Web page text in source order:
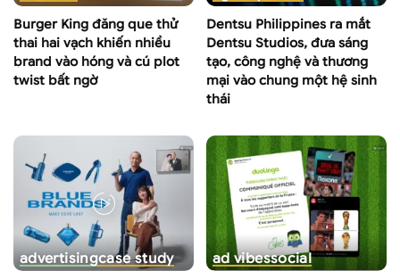
Burger King đăng que thử
thai hai vạch khiến nhiều
brand vào hóng và cú plot
twist bất ngờ
Dentsu Philippines ra mắt
Dentsu Studios, đưa sáng
tạo, công nghệ và thương
mại vào chung một hệ sinh
thái
advertisingcase study ad vibessocial